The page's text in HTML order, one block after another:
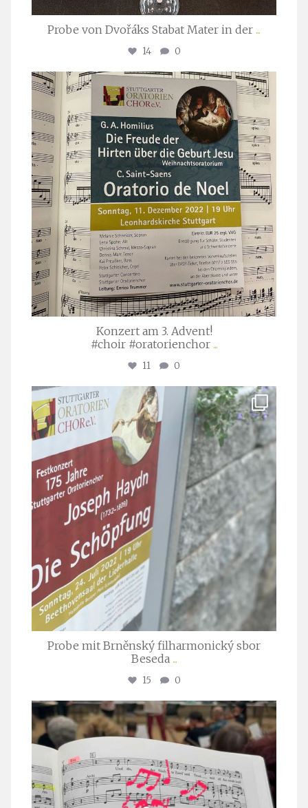
Probe von Dvořáks Stabat Mater in der ...
14 0
stuttgarter_oratorienchor
Nov. 29
Konzert am 3. Advent!
#choir #oratorienchor ...
11 0
stuttgarter_oratorienchor
Juli 23
Probe mit Brněnský filharmonický sbor
Beseda ...
15 0
stuttgarter_oratorienchor
Juli 23